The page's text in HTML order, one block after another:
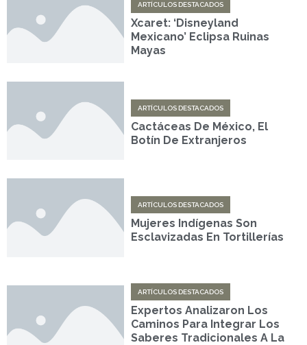
ARTÍCULOS DESTACADOS
Xcaret: ‘Disneyland
Mexicano’ Eclipsa Ruinas
Mayas
ARTÍCULOS DESTACADOS
Cactáceas De México, El
Botín De Extranjeros
ARTÍCULOS DESTACADOS
Mujeres Indígenas Son
Esclavizadas En Tortillerías
ARTÍCULOS DESTACADOS
Expertos Analizaron Los
Caminos Para Integrar Los
Saberes Tradicionales A La